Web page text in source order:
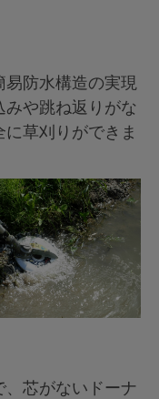
易防水構造の実現
や跳ね返りがな
草刈りができま
、芯がないドーナ